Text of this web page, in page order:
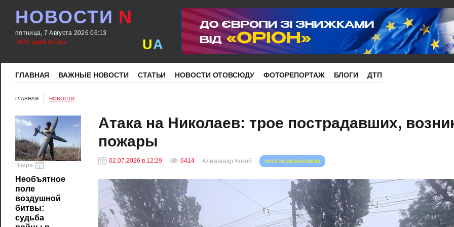
НОВОСТИ N
пятница, 7 Августа 2026 06:13
1626 дней войны
UA
ГЛАВНАЯ ВАЖНЫЕ НОВОСТИ СТАТЬИ НОВОСТИ ОТОВСЮДУ ФОТОРЕПОРТАЖ БЛОГИ ДТП
ГЛАВНАЯ НОВОСТИ
Вчера
Необъятное
поле
воздушной
битвы:
судьба
Атака на Николаев: трое пострадавших,
пожары
02.07.2026 в 12:29 6414 читати українською
Александр Чокой